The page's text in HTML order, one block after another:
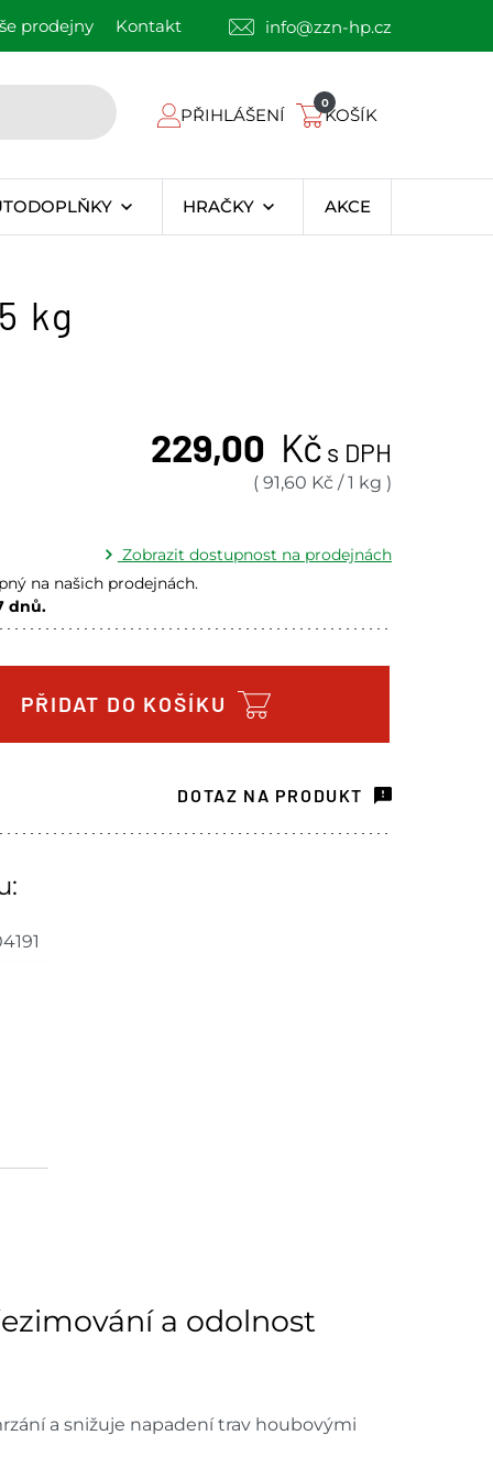
prodejny Kontakt info@zzn-hp.cz
PŘIHLÁŠENÍ
0
KOŠÍK
HRAČKY AKCE
kg
229,00 Kč s DPH
( 91,60 Kč/1 kg )
PŘIDAT DO KOŠÍKU
Zobrazit dostupnost na prodejnách
na našich prodejnách.
dnů.
prodejně - doručení do 7 dnů
je pouze orientační.
DOTAZ NA PRODUKT
a odolnost
a snižuje napadení trav houbovými